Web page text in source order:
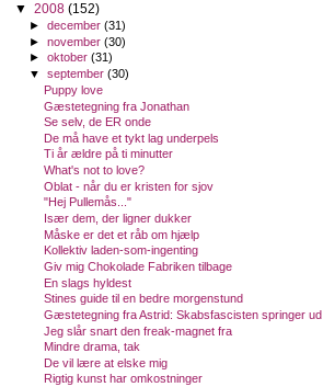
▼ 2008 (152)
►december(31)
►november(30)
►oktober(31)
▼september(30)
Puppy love
Gæstetegning fra Jonathan
Se selv, de ER onde
De må have et tykt lag underpels
Ti år ældre på ti minutter
What's not to love?
Oblat - når du er kristen for sjov
"Hej Pullemås..."
Især dem, der ligner dukker
Måske er det et råb om hjælp
Kollektiv laden-som-ingenting
Giv mig Chokolade Fabriken tilbage
En slags hyldest
Stines guide til en bedre morgenstund
Gæstetegning fra Astrid: Skabsfascisten springer ud
Jeg slår snart den freak-magnet fra
Mindre drama, tak
De vil lære at elske mig
Rigtig kunst har omkostninger